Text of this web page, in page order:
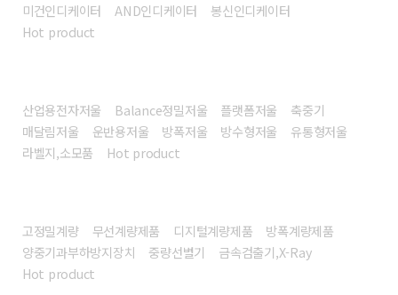
미건인디케이터
AND인디케이터
봉신인디케이터
Hot product
산업용전자저울 Balance정밀저울 플랫폼저울
축중기
매달림저울
운반용저울 방폭저울 방수형저울
유통형저울
라벨지,소모품
Hot product
고정밀계량 무선계량제품 디지털계량제품
방폭계량제품
양중기과부하방지장치
중량선별기
금속검출기,X-Ray
Hot product